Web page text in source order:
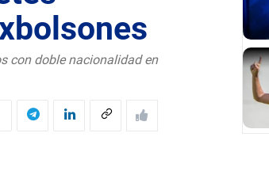
con doble nacionalidad en